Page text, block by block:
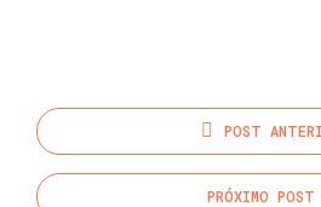
POST
PRÓXIMO POST